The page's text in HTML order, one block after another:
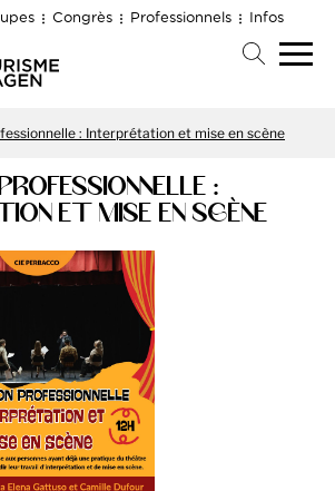
Congrès Professionnels
Infos
: Interprétation et mise en scène
:
ET MISE EN SCÈNE